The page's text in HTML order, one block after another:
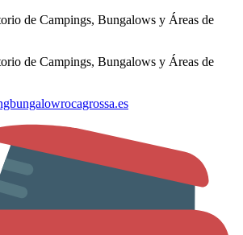
de Campings, Bungalows y Áreas de
de Campings, Bungalows y Áreas de